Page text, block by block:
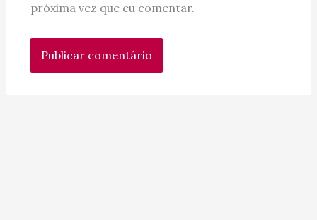
próxima vez que eu comentar.